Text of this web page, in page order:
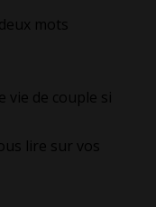
mots
vie de couple si
lire sur vos